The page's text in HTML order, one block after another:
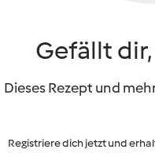
Gefällt
Dieses Rezept und
Registriere dich jetzt und